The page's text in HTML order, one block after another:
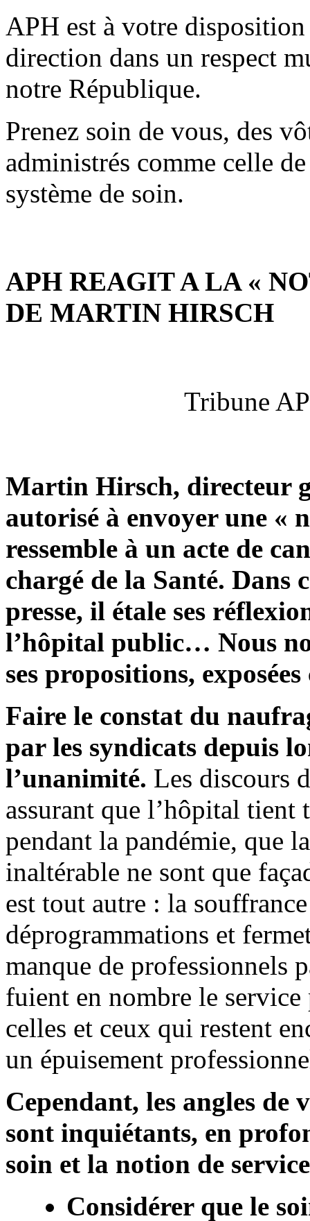
APH est à votre
direction dans un respect
notre République.
Prenez soin de vous, des
administrés comme celle
système de soin.
APH REAGIT A LA «
DE MARTIN HIRSCH
Tribune
Martin Hirsch, directeur
autorisé à envoyer une «
ressemble à un acte de
chargé de la Santé. Dans
presse, il étale ses
l’hôpital public… Nous
ses propositions,
Faire le constat du
par les syndicats depuis
l’unanimité. Les discours
assurant que l’hôpital
pendant la pandémie, que
inaltérable ne sont que
est tout autre : la
déprogrammations et
manque de professionnels
fuient en nombre le
celles et ceux qui restent
un épuisement
Cependant, les angles
sont inquiétants, en
soin et la notion de
Considérer que le